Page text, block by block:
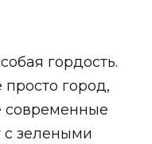
гордость.
просто город,
современные
с зелеными